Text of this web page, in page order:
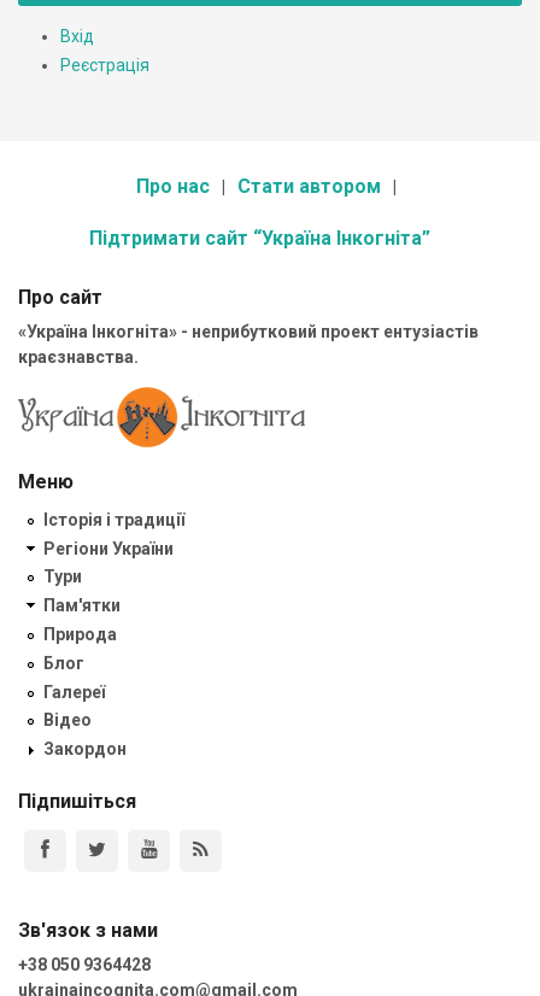
Вхід
Реєстрація
Про нас Стати автором
Підтримати сайт “Україна Інкогніта”
Про сайт
«Україна Інкогніта» - неприбутковий проект ентузіастів
краєзнавства.
Меню
Історія і традиції
Регіони України
Тури
Пам'ятки
Природа
Блог
Галереї
Відео
Закордон
Підпишіться
Зв'язок з нами
+38 050 9364428
ukrainaincognita.com@gmail.com